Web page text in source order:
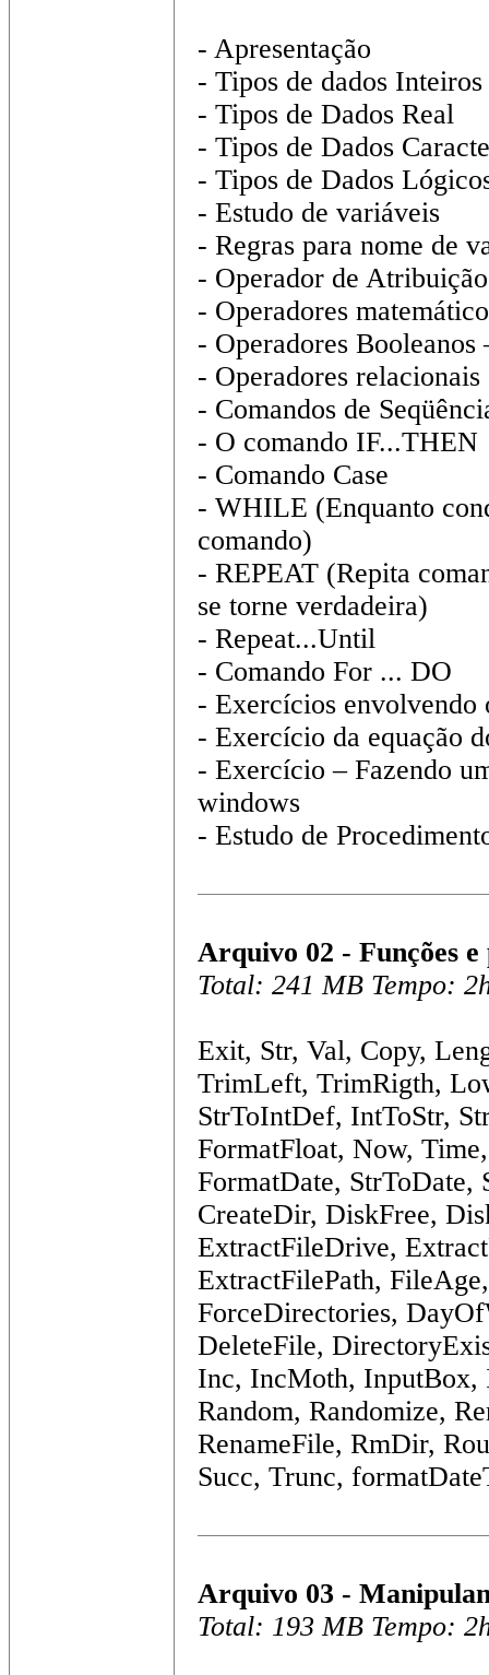
- Apresentação
- Tipos de dados Inteiros
- Tipos de Dados Real
- Tipos de Dados
- Tipos de Dados
- Estudo de variáveis
- Regras para nome de
- Operador de Atribuição
- Operadores
- Operadores Booleanos
- Operadores relacionais
- Comandos de
- O comando IF...THEN
- Comando Case
- WHILE (Enquanto
comando)
- REPEAT (Repita
se torne verdadeira)
- Repeat...Until
- Comando For ... DO
- Exercícios envolvendo
- Exercício da equação
- Exercício – Fazendo
windows
- Estudo de
Arquivo 02 - Funções
Total: 241 MB Tempo:
Exit, Str, Val, Copy,
TrimLeft, TrimRigth,
StrToIntDef, IntToStr,
FormatFloat, Now,
FormatDate, StrToDate,
CreateDir, DiskFree,
ExtractFileDrive,
ExtractFilePath,
ForceDirectories,
DeleteFile,
Inc, IncMoth, InputBox,
Random, Randomize,
RenameFile, RmDir,
Succ, Trunc,
Arquivo 03 -
Total: 193 MB Tempo: